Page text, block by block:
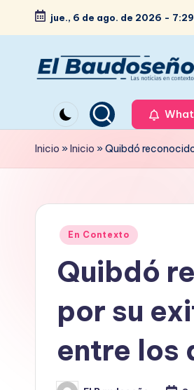
Saltar
contenido
jue., 6 de ago. de 2026 -
e
ri
d
noticias
en
contexto
Inicio »Inicio »Quibdó
Publicado
En Contexto
Quibdó
por su
entre los